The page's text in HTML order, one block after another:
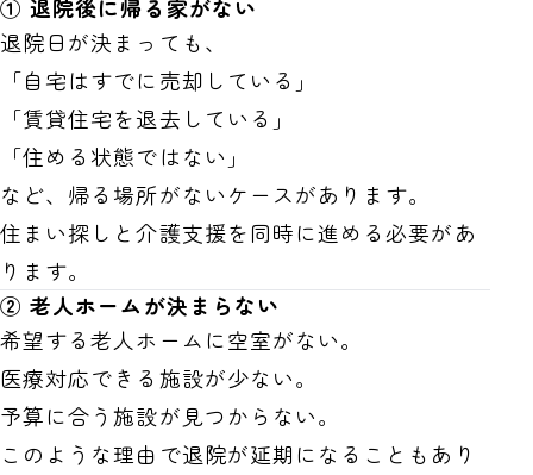
① 退院後に帰る家がない
退院日が決まっても、
「自宅はすでに売却している」
「賃貸住宅を退去している」
「住める状態ではない」
など、帰る場所がないケースがあります。
住まい探しと介護支援を同時に進める必要があ
ります。
② 老人ホームが決まらない
希望する老人ホームに空室がない。
医療対応できる施設が少ない。
予算に合う施設が見つからない。
このような理由で退院が延期になることもあり